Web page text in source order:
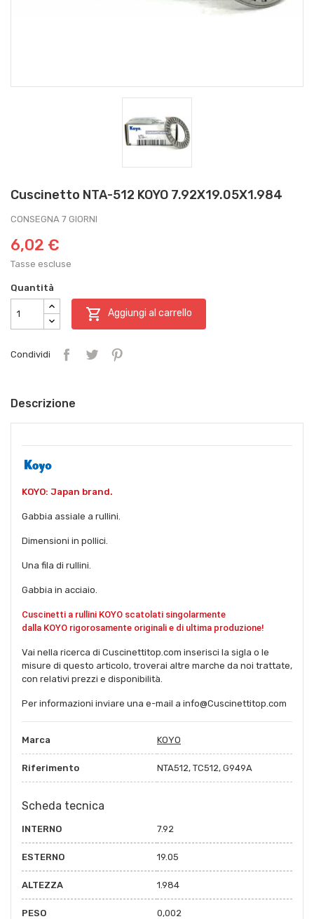
Cuscinetto NTA-512 KOYO 7.92X19.05X1.984
CONSEGNA 7 GIORNI
6,02 €
Tasse escluse
Quantità
 Aggiungi al carrello
Condividi
Descrizione
KOYO: Japan brand.
Gabbia assiale a rullini.
Dimensioni in pollici.
Una fila di rullini.
Gabbia in acciaio.
Cuscinetti a rullini KOYO scatolati singolarmente
dalla KOYO rigorosamente originali e di ultima produzione!
Vai nella ricerca di Cuscinettitop.com inserisci la sigla o le
misure di questo articolo, troverai altre marche da noi trattate,
con relativi prezzi e disponibilità.
Per informazioni inviare una e-mail a info@Cuscinettitop.com
Marca KOYO
Riferimento NTA512, TC512, G949A
Scheda tecnica
INTERNO 7.92
ESTERNO 19.05
ALTEZZA 1.984
PESO 0,002